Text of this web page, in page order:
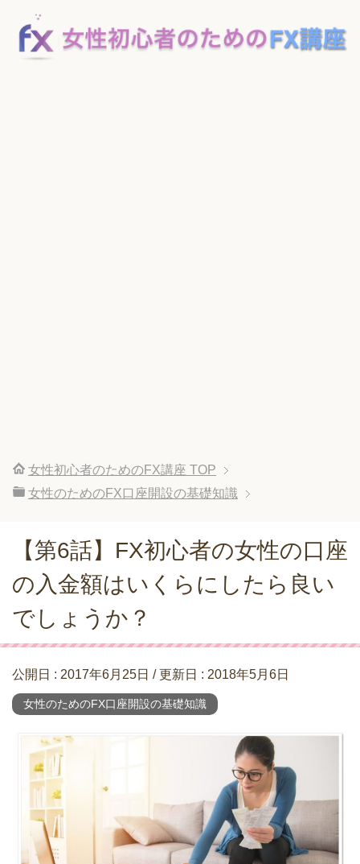
女性初心者のためのFX講座 TOP
女性のためのFX口座開設の基礎知識
【第6話】FX初心者の女性の口座
の入金額はいくらにしたら良い
でしょうか？
公開日 : 2017年6月25日 / 更新日 : 2018年5月6日
女性のためのFX口座開設の基礎知識